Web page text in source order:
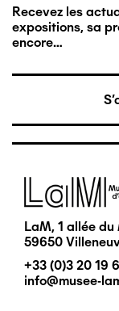
Recevez les
expositions, sa
encore…
Image
LaM, 1 allée du
59650
+33 (0)3 20 19
info@musee-